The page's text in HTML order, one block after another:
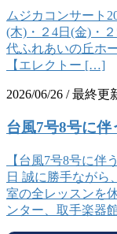
ムジカコンサート
(木)・２4日(金)・
代ふれあいの丘ホ
【エレクトー […]
2026/06/26 / 最終更
台風7号8号に
【台風7号8号に伴
日 誠に勝手ながら
室の全レッスンを
ンター、取手楽器